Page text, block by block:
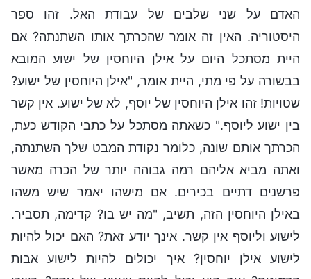
האדם על שני שלבים של עבודת האל. זהו ספר
היסטוריה. האין זה אומר שהכרתך אותו השתנתה? אם
היית מסתכל היום על אילן היוחסין של ישוע המובא
בבשורה על פי מתי, היית אומר, "אילן היוחסין של ישוע?
שטויות! זהו אילן היוחסין של יוסף, לא של ישוע. אין קשר
בין ישוע ליוסף." כשאתה מסתכל על כתבי הקודש כעת,
הכרתך אותם שונה, כלומר נקודת המבט שלך השתנתה,
ואתה מביא אליהם רמה גבוהה יותר של הכרה מאשר
פרשנים דתיים בכירים. אם מישהו יאמר שיש משהו
באילן היוחסין הזה, תשיב, "מה יש בו? קדימה, תסביר.
לישוע וליוסף אין קשר. אינך יודע זאת? האם יכול להיות
לישוע אילן יוחסין? איך יכולים להיות לישוע אבות